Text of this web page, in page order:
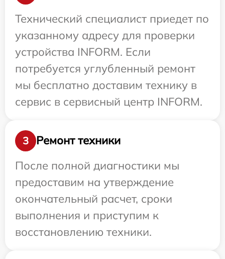
Технический специалист приедет по
указанному адресу для проверки
устройства INFORM. Если
потребуется углубленный ремонт
мы бесплатно доставим технику в
сервис в сервисный центр INFORM.
3
Ремонт техники
После полной диагностики мы
предоставим на утверждение
окончательный расчет, сроки
выполнения и приступим к
восстановлению техники.